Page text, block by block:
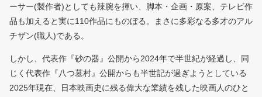
ーサー(製作者)としても辣腕を揮い、脚本・企画・原案、テレビ作
品も加えると実に110作品にものぼる。まさに多彩なる多才のアル
チザン(職人)である。
しかし、代表作『砂の器』公開から2024年で半世紀が経過し、同
じく代表作『八つ墓村』公開からも半世記が過ぎようとしている
2025年現在、日本映画史に残る偉大な業績を残した映画人のひと